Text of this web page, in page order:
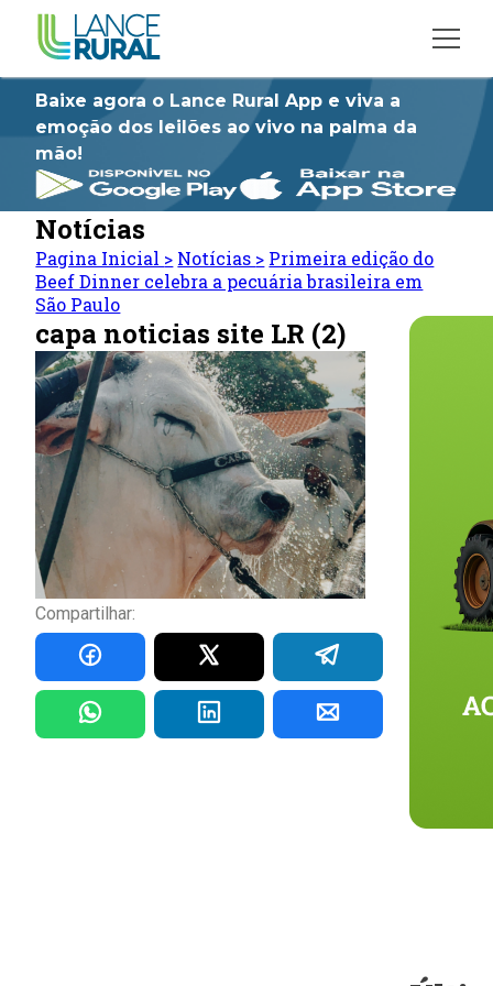
Baixe agora o Lance Rural App e viva a
emoção dos leilões ao vivo na palma da
mão!
Notícias
Pagina Inicial > Notícias > Primeira edição do
Beef Dinner celebra a pecuária brasileira em
São Paulo
capa noticias site LR (2)
Compartilhar: